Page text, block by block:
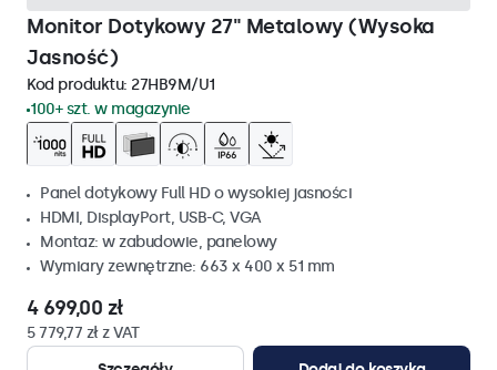
Monitor Dotykowy 27" Metalowy (Wysoka
Jasność)
Kod produktu: 27HB9M/U1
100+ szt. w magazynie
Panel dotykowy Full HD o wysokiej jasności
HDMI, DisplayPort, USB-C, VGA
Montaz: w zabudowie, panelowy
Wymiary zewnętrzne: 663 x 400 x 51 mm
4 699,00 zł
5 779,77 zł z VAT